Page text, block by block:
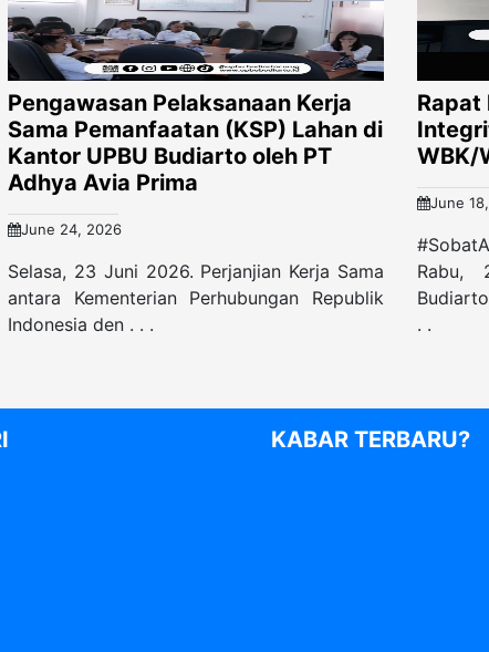
Pengawasan Pelaksanaan Kerja
Sama Pemanfaatan (KSP) Lahan di
Kantor UPBU Budiarto oleh PT
Adhya Avia Prima
June 24, 2026
Selasa, 23 Juni 2026. Perjanjian Kerja Sama
antara Kementerian Perhubungan Republik
Indonesia den . . .
Rapat
WBK/
June
Rabu,
. .
KABAR TERBARU?